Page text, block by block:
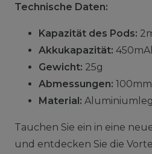
Technische Daten:
Kapazität des Pods:
Akkukapazität:
Gewicht: 25g
Abmessungen:
Material:
Tauchen Sie ein in eine
und entdecken Sie die